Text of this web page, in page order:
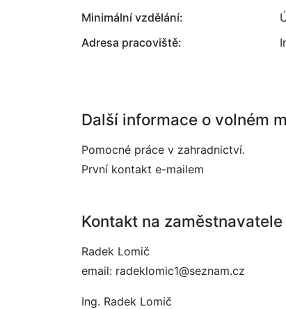
Minimální vzdělání:
Adresa pracoviště:
Další informace o volném
Pomocné práce v zahradnictví.
První kontakt e-mailem
Kontakt na zaměstnavatele
Radek Lomič
email: radeklomic1@seznam.cz
Ing. Radek Lomič